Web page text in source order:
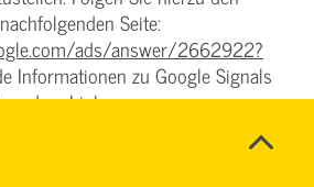
Seite:
ads/answer/2662922?
Informationen zu Google Signals
Link:
analytics/answer/7532985?